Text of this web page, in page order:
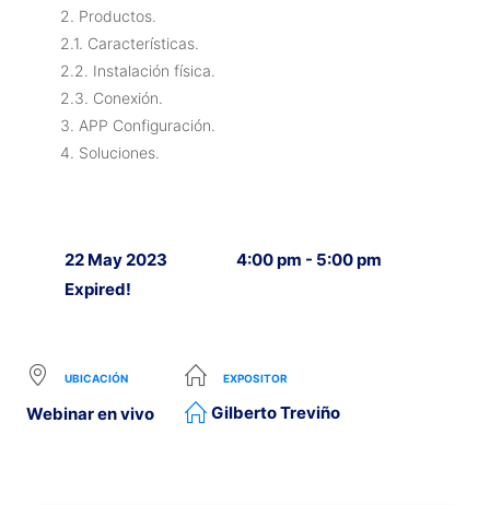
2. Productos.
2.1. Características.
2.2. Instalación física.
2.3. Conexión.
3. APP Configuración.
4. Soluciones.
22 May 2023
Expired!
4:00 pm - 5:00 pm
UBICACIÓN
Webinar en vivo
EXPOSITOR
Gilberto Treviño